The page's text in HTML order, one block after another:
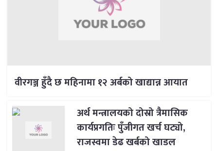
वीरगञ्ज हुँदै छ महिनामा १२ अर्बको खाद्यान्न आयात
अर्थ मन्त्रालयको दोस्रो त्रैमासिक
कार्यप्रगतिः पुँजीगत खर्च घट्यो,
राजस्वमा डेढ खर्बको खाडल